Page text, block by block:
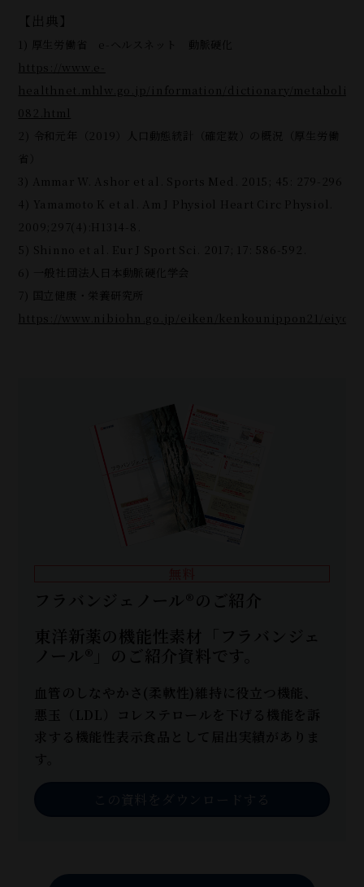
【出典】
1) 厚生労働省 e-ヘルスネット 動脈硬化
https://www.e-
healthnet.mhlw.go.jp/information/dictionary/metabolic/
082.html
2) 令和元年（2019）人口動態統計（確定数）の概況（厚生労働
省）
3) Ammar W. Ashor et al. Sports Med. 2015; 45: 279-296
4) Yamamoto K et al. Am J Physiol Heart Circ Physiol.
2009;297(4):H1314-8.
5) Shinno et al. Eur J Sport Sci. 2017; 17: 586-592.
6) 一般社団法人日本動脈硬化学会
7) 国立健康・栄養研究所
https://www.nibiohn.go.jp/eiken/kenkounippon21/
フラバンジェノール®のご紹介
東洋新薬の機能性素材「フラバンジェ
ノール®」のご紹介資料です。
血管のしなやかさ(柔軟性)維持に役立つ機能、
悪玉（LDL）コレステロールを下げる機能を訴
求する機能性表示食品として届出実績がありま
す。
この資料をダウンロードする